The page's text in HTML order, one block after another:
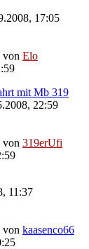
17:05
von Elo
mit Mb 319
22:59
von 319erUfi
11:37
von kaasenco66